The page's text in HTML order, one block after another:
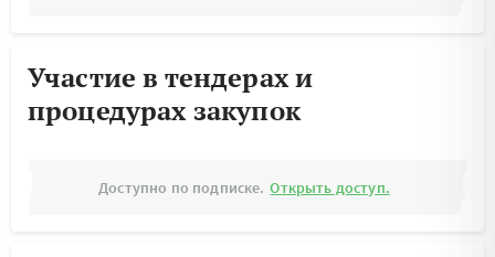
Участие в тендерах и
процедурах закупок
Доступно по подписке. Открыть доступ.